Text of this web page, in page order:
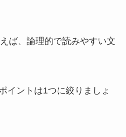
ば、論理的で読みやすい文
イントは1つに絞りましょ